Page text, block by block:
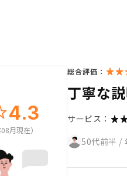
4.3
月現在）
総合評価：
丁寧な
サービス：
50代前半 /